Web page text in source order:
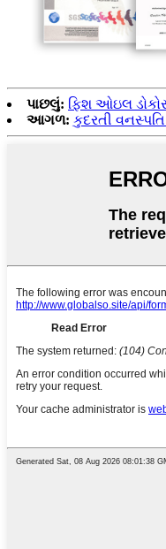
પાછલું: ફિશ ઓઇલ
આગળ: કુદરતી